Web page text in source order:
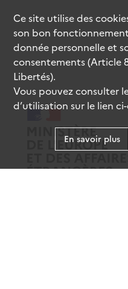
Ce site utilise des
son bon
donnée personnelle et
consentements (Article
Libertés).
Vous pouvez consulter
d’utilisation sur le lien
En savoir plus